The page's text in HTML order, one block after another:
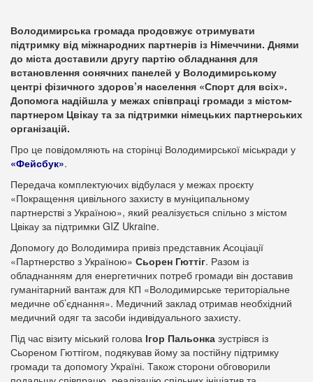
Володимирська громада продовжує отримувати
підтримку від міжнародних партнерів із Німеччини. Днями
до міста доставили другу партію обладнання для
встановлення сонячних панелей у Володимирському
центрі фізичного здоров’я населення «Спорт для всіх».
Допомога надійшла у межах співпраці громади з містом-
партнером Цвікау та за підтримки німецьких партнерських
організацій.
Про це повідомляють на сторінці Володимирської міськради у
«Фейсбук».
Передача комплектуючих відбулася у межах проєкту
«Покращення цивільного захисту в муніципальному
партнерстві з Україною», який реалізується спільно з містом
Цвікау за підтримки GIZ Ukraine.
Допомогу до Володимира привіз представник Асоціації
«Партнерство з Україною» Сьорен Гюттіг. Разом із
обладнанням для енергетичних потреб громади він доставив
гуманітарний вантаж для КП «Володимирське територіальне
медичне об’єднання». Медичний заклад отримав необхідний
медичний одяг та засоби індивідуального захисту.
Під час візиту міський голова Ігор Пальонка зустрівся із
Сьореном Гюттігом, подякував йому за постійну підтримку
громади та допомогу Україні. Також сторони обговорили